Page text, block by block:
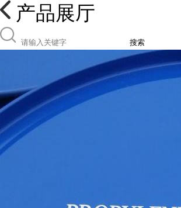
产品展厅
搜索